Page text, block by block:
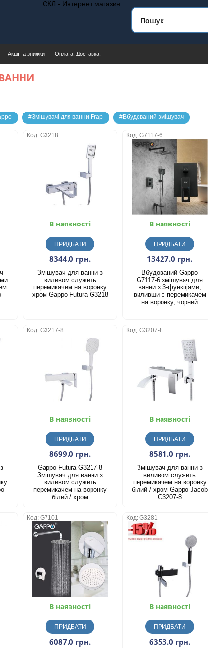
СКЛ - Интернет магазин
Акції та знижки
Оплата, Доставка,
#Змішувачі для ванни Frap #Вбудований змішувач
Код: G3218
В наявності
ПРИДБАТИ
8344.0 грн.
Змішувач для ванни з
виливом служить
перемикачем на воронку
хром Gappo Futura G3218
Код: G7117-6
В наявності
ПРИДБАТИ
13427.0 грн.
Вбудований Gappo
G7117-6 змішувач для
ванни з 3-функціями,
виливши є перемикачем
на воронку, чорний
Код: G3217-8
В наявності
ПРИДБАТИ
8699.0 грн.
Gappo Futura G3217-8
Змішувач для ванни з
виливом служить
перемикачем на воронку
білий / хром
Код: G3207-8
В наявності
ПРИДБАТИ
8581.0 грн.
Змішувач для ванни з
виливом служить
перемикачем на воронку
білий / хром Gappo Jacob
G3207-8
Код: G7101
В наявності
ПРИДБАТИ
6087.0 грн.
Код: G3281
В наявності
ПРИДБАТИ
6353.0 грн.